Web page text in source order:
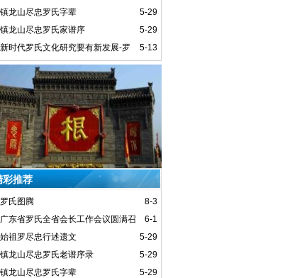
5-29
镇龙山尽忠罗氏字辈
5-29
镇龙山尽忠罗氏家谱序
5-13
新时代罗氏文化研究要有新发展-罗
义贤
彩推荐
8-3
罗氏图腾
6-1
广东省罗氏全省会长工作会议圆满召
开
5-29
始祖罗尽忠行述遗文
5-29
镇龙山尽忠罗氏老谱序录
5-29
镇龙山尽忠罗氏字辈